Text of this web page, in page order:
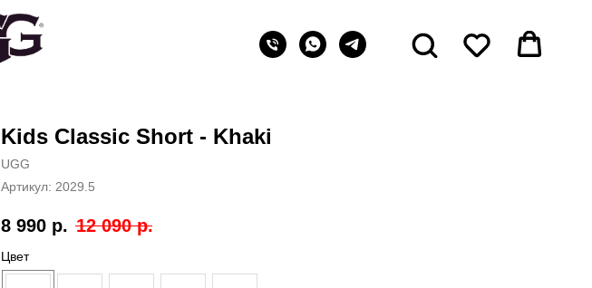
Kids Classic Short - Khaki
UGG
Артикул: 2029.5
8 990 р. 12 090 р.
Цвет